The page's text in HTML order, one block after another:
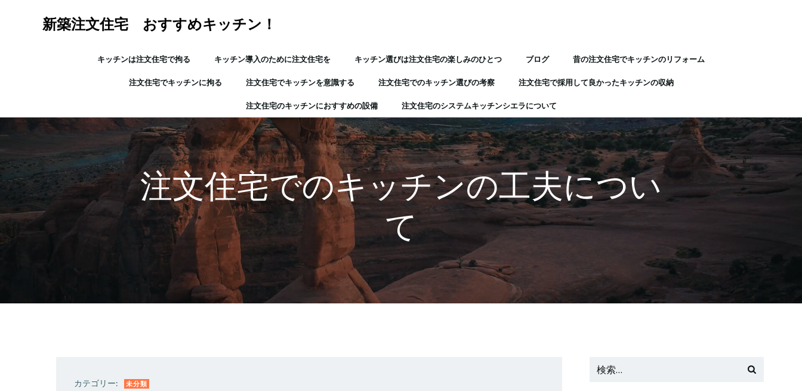
ッ
プ
新築注文住宅 おすすめキッチン！
キッチンは注文住宅で拘る キッチン導入のために注文住宅を キッチン選びは注文住宅の楽しみのひとつ ブログ 昔の注文住宅でキッチンのリフォーム
注文住宅でキッチンに拘る 注文住宅でキッチンを意識する 注文住宅でのキッチン選びの考察 注文住宅で採用して良かったキッチンの収納
注文住宅のキッチンにおすすめの設備 注文住宅のシステムキッチンシエラについて
注文住宅でのキッチンの工夫につい
て
カテゴリー: 未分類